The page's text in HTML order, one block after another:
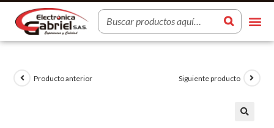
Producto anterior Siguiente producto